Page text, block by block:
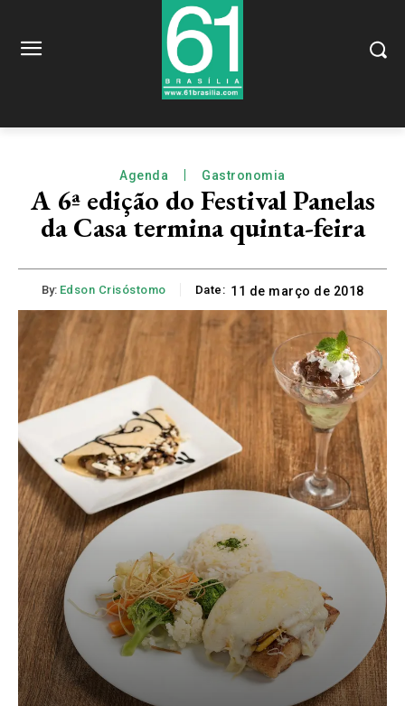
Agenda Gastronomia
A 6ª edição do Festival Panelas
da Casa termina quinta-feira
By: Edson Crisóstomo Date: 11 de março de 2018